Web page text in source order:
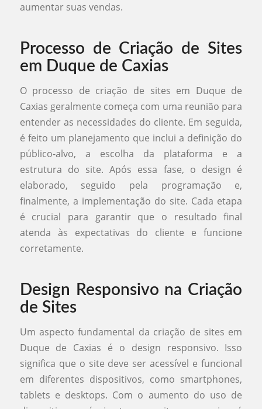
aumentar suas vendas.
Processo de Criação de Sites
em Duque de Caxias
O processo de criação de sites em Duque de
Caxias geralmente começa com uma reunião para
entender as necessidades do cliente. Em seguida,
é feito um planejamento que inclui a definição do
público-alvo, a escolha da plataforma e a
estrutura do site. Após essa fase, o design é
elaborado, seguido pela programação e,
finalmente, a implementação do site. Cada etapa
é crucial para garantir que o resultado final
atenda às expectativas do cliente e funcione
corretamente.
Design Responsivo na Criação
de Sites
Um aspecto fundamental da criação de sites em
Duque de Caxias é o design responsivo. Isso
significa que o site deve ser acessível e funcional
em diferentes dispositivos, como smartphones,
tablets e desktops. Com o aumento do uso de